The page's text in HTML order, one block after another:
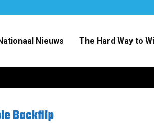
Nieuws The Hard Way to
Backflip